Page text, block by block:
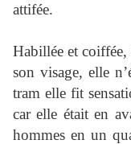
attifée.
Habillée et
son visage, elle
tram elle fit
car elle était en
hommes en un